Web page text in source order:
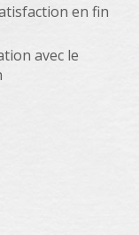
en fin
avec le